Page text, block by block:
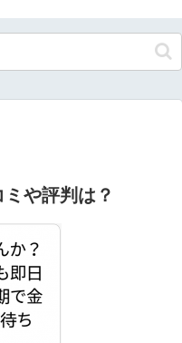
や評判は？